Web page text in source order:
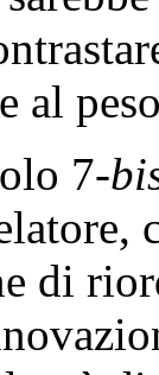
al
7-